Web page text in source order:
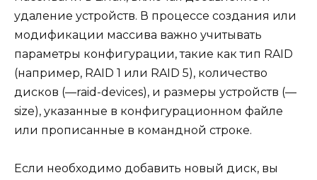
удаление устройств. В процессе создания или
модификации массива важно учитывать
параметры конфигурации, такие как тип RAID
(например, RAID 1 или RAID 5), количество
дисков (—raid-devices), и размеры устройств (—
size), указанные в конфигурационном файле
или прописанные в командной строке.
Если необходимо добавить новый диск, вы